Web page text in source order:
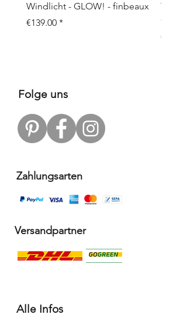
Windlicht - GLOW! - finbeaux
Price
€139.00
Topf/
Price
€109.00
Folge uns
Zahlungsarten
Versandpartner
Alle Infos